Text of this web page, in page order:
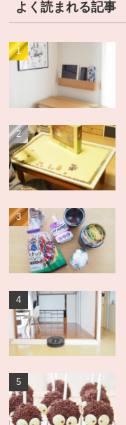
よく読まれる記事